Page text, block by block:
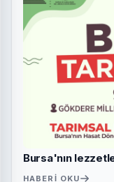
Bursa'nın
HABERI OKU